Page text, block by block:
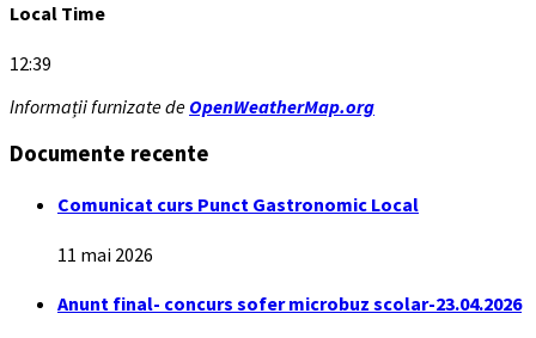
Local Time
12:39
Informații furnizate de OpenWeatherMap.org
Documente recente
Comunicat curs Punct Gastronomic Local
11 mai 2026
Anunt final- concurs sofer microbuz scolar-23.04.2026